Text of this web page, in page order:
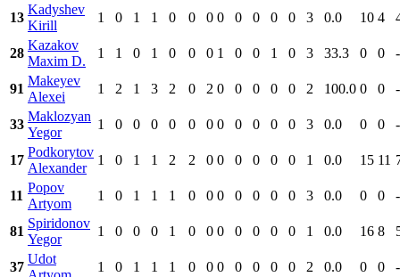
13
Kadyshev
Kirill
1 0 1 1 0 0 0 0 0 0 0 0 3 0.0 10 4
28
Kazakov
Maxim D.
1 1 0 1 0 0 0 1 0 0 1 0 3 33.3 0 0 -
91
Makeyev
Alexei
1 2 1 3 2 0 2 0 0 0 0 0 2 100.0 0 0 -
33
Maklozyan
Yegor
1 0 0 0 0 0 0 0 0 0 0 0 3 0.0 0 0 -
17
Podkorytov
Alexander
1 0 1 1 2 2 0 0 0 0 0 0 1 0.0 15 11
11
Popov
Artyom
1 0 1 1 1 0 0 0 0 0 0 0 3 0.0 0 0 -
81
Spiridonov
Yegor
1 0 0 0 1 0 0 0 0 0 0 0 1 0.0 16 8
37
Udot
1 0 1 1 1 0 0 0 0 0 0 0 2 0.0 0 0 -